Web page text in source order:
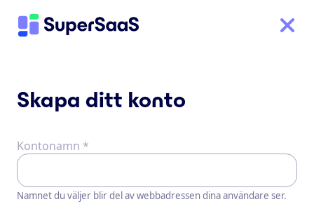
Skapa ditt konto
Kontonamn *
Namnet du väljer blir del av webbadressen dina användare ser.